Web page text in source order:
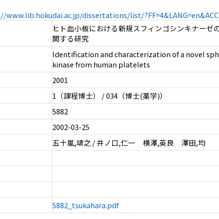
www.lib.hokudai.ac.jp/dissertations/list/
ヒト血小板における新規スフィンゴシンキナーゼ
関する研究
Identification and characterization of a novel
kinase from human platelets
2001
1（課程博士） / 034（博士(薬学)）
5882
2002-03-25
五十嵐,靖之 / 井ノ口,仁一 横澤,英良 澤田,均
5882_tsukahara.pdf